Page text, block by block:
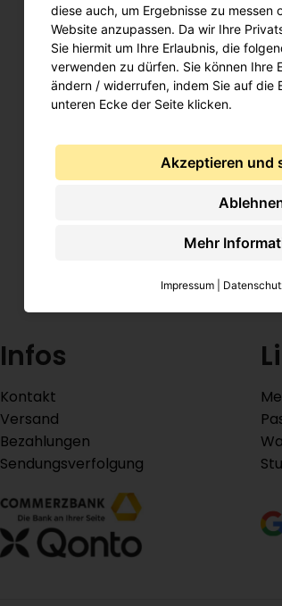
Infos
Kontakt
Versand
Bezahlungen
Sendungsverfolgung
diese auch, um Ergebnisse zu messen
Website anzupassen. Da wir Ihre
Sie hiermit um Ihre Erlaubnis, die
verwenden zu dürfen. Sie können Ihre
ändern / widerrufen, indem Sie auf die
unteren Ecke der Seite klicken.
Akzeptieren und
Mehr
Impressum